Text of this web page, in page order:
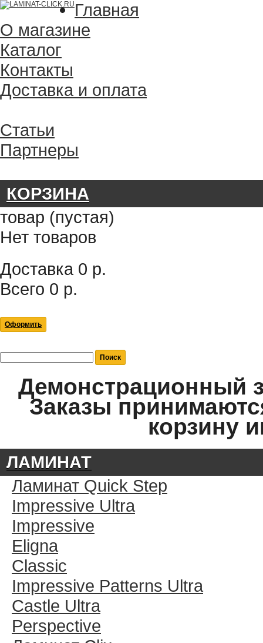
Главная
О магазине
Каталог
Контакты
Доставка и оплата
Статьи
Партнеры
КОРЗИНА
товар (пустая)
Нет товаров
Доставка 0 р.
Всего 0 р.
Оформить
Демонстрационный
Заказы
корзину
ЛАМИНАТ
Ламинат Quick Step
Impressive Ultra
Impressive
Eligna
Classic
Impressive Patterns Ultra
Castle Ultra
Perspective